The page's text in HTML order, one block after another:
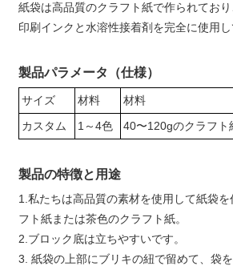
紙袋は高品質のクラフト紙で作られてお
印刷インクと水溶性接着剤を完全に使用し
製品パラメータ（仕様）
サイズ 材料 材料
カスタム
1～4色 40〜120gのクラフト
製品の特徴と用途
1.私たちは高品質の素材を使用して紙袋
フト紙または茶色のクラフト紙。
2.ブロック底は立ちやすいです。
3. 紙袋の上部にブリキの紐で留めて、袋